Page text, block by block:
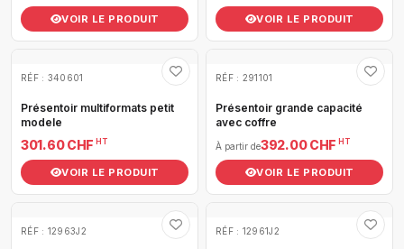
VOIR LE PRODUIT VOIR LE PRODUIT
RÉF : 340601
Présentoir multiformats petit
modele
301.60 CHF HT
VOIR LE PRODUIT
RÉF : 291101
Présentoir grande capacité
avec coffre
À partir de392.00 CHF HT
VOIR LE PRODUIT
RÉF : 12963J2 RÉF : 12961J2